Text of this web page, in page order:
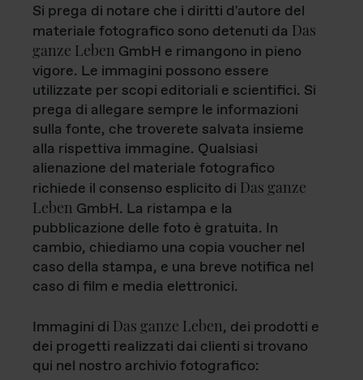
Si prega di notare che i diritti d'autore del
materiale fotografico sono detenuti da Das
ganze Leben GmbH e rimangono in pieno
vigore. Le immagini possono essere
utilizzate per scopi editoriali e scientifici. Si
prega di allegare sempre le informazioni
sulla fonte, che troverete salvata insieme
alla rispettiva immagine. Qualsiasi
alienazione del materiale fotografico
richiede il consenso esplicito di Das ganze
Leben GmbH. La ristampa e la
pubblicazione delle foto è gratuita. In
cambio, chiediamo una copia voucher nel
caso della stampa, e una breve notifica nel
caso di film e media elettronici.
Immagini di Das ganze Leben, dei prodotti e
dei progetti realizzati dai clienti si trovano
qui nel nostro archivio fotografico: